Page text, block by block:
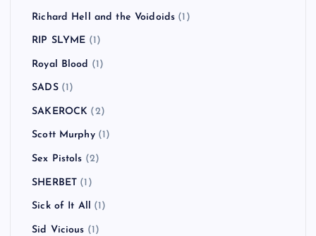
Richard Hell and the Voidoids (1)
RIP SLYME (1)
Royal Blood (1)
SADS(1)
SAKEROCK (2)
Scott Murphy(1)
Sex Pistols (2)
SHERBET (1)
Sick of It All (1)
Sid Vicious (1)